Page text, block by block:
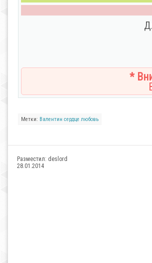
*
Метки: Валентин сердце любовь
Разместил: deslord
28.01.2014